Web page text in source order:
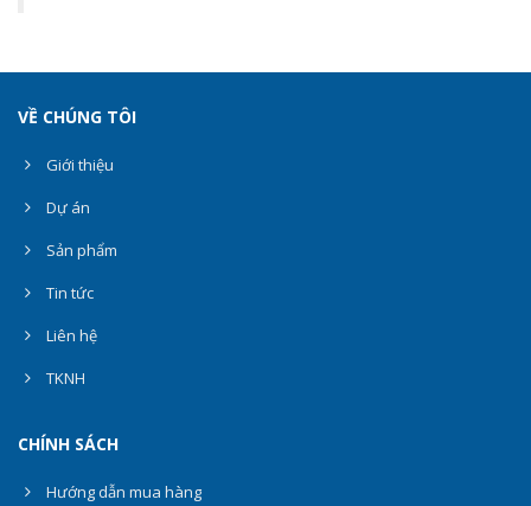
VỀ CHÚNG TÔI
Giới thiệu
Dự án
Sản phẩm
Tin tức
Liên hệ
TKNH
CHÍNH SÁCH
Hướng dẫn mua hàng